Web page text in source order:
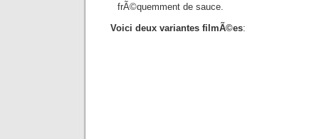
frÃ©quemment de sauce.
Voici deux variantes filmÃ©es: